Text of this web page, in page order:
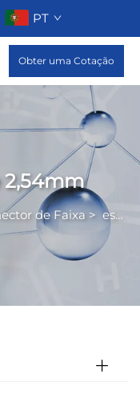
PT
Obter uma Cotação
de Faixa >espaçamento de 2,54mm